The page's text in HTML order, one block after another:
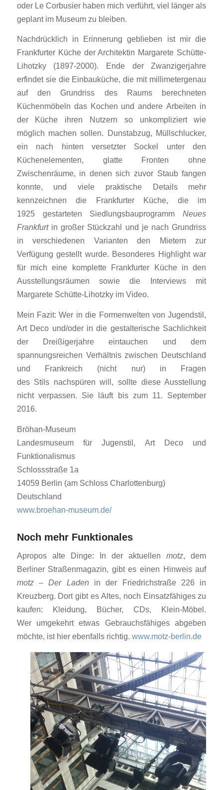
oder Le Corbusier haben mich verführt, viel länger als
geplant im Museum zu bleiben.
Nachdrücklich in Erinnerung geblieben ist mir die
Frankfurter Küche der Architektin Margarete Schütte-
Lihotzky (1897-2000). Ende der Zwanzigerjahre
erfindet sie die Einbauküche, die mit millimetergenau
auf den Grundriss des Raums berechneten
Küchenmöbeln das Kochen und andere Arbeiten in
der Küche ihren Nutzern so unkompliziert wie
möglich machen sollen. Dunstabzug, Müllschlucker,
ein nach hinten versetzter Sockel unter den
Küchenelementen, glatte Fronten ohne
Zwischenräume, in denen sich zuvor Staub fangen
konnte, und viele praktische Details mehr
kennzeichnen die Frankfurter Küche, die im
1925 gestarteten SiedlungsbauprogrammNeues
Frankfurtin großer Stückzahl und je nach Grundriss
in verschiedenen Varianten den Mietern zur
Verfügung gestellt wurde. Besonderes Highlight war
für mich eine komplette Frankfurter Küche in den
Ausstellungsräumen sowie die Interviews mit
Margarete Schütte-Lihotzky im Video.
Mein Fazit: Wer in die Formenwelten von Jugendstil,
Art Deco und/oder in die gestalterische Sachlichkeit
der Dreißigerjahre eintauchen und dem
spannungsreichen Verhältnis zwischen Deutschland
und Frankreich (nicht nur) in Fragen
des Stils nachspüren will, sollte diese Ausstellung
nicht verpassen. Sie läuft bis zum 11. September
2016.
Bröhan-Museum
Landesmuseum für Jugenstil, Art Deco und
Funktionalismus
Schlossstraße 1a
14059 Berlin (am Schloss Charlottenburg)
Deutschland
www.broehan-museum.de/
Noch mehr Funktionales
Apropos alte Dinge: In der aktuellenmotz, dem
Berliner Straßenmagazin, gibt es einen Hinweis auf
motz – Der Laden in der Friedrichstraße 226 in
Kreuzberg. Dort gibt es Altes, noch Einsatzfähiges zu
kaufen: Kleidung, Bücher, CDs, Klein-Möbel.
Wer umgekehrt etwas Gebrauchsfähiges abgeben
möchte, ist hier ebenfalls richtig. www.motz-berlin.de